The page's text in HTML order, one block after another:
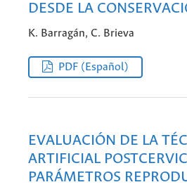
DESDE LA
K. Barragán, C. Brieva
PDF (Español)
EVALUACIÓN DE LA
ARTIFICIAL
PARÁMETROS